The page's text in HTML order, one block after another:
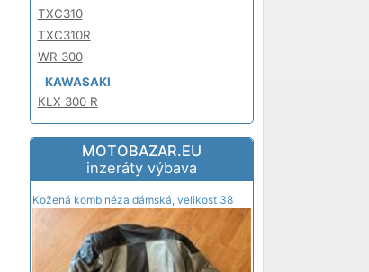
TXC310
TXC310R
WR 300
KAWASAKI
KLX 300 R
MOTOBAZAR.EU
inzeráty výbava
Kožená kombinéza dámská, velikost 38